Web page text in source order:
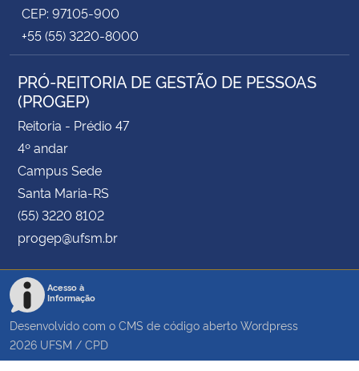
CEP: 97105-900
+55 (55) 3220-8000
PRÓ-REITORIA DE GESTÃO DE PESSOAS
(PROGEP)
Reitoria - Prédio 47
4º andar
Campus Sede
Santa Maria-RS
(55) 3220 8102
progep@ufsm.br
Acesso à
Informação
Desenvolvido com o CMS de código aberto Wordpress
2026 UFSM / CPD